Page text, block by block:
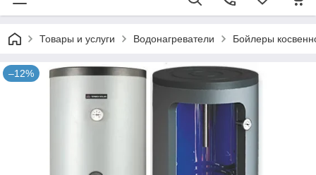
Товары и услуги Водонагреватели Бойлеры
–12%